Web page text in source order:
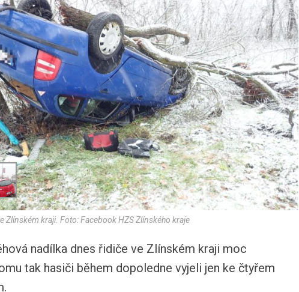
Zlínském kraji. Foto: Facebook HZS Zlínského kraje
nadílka dnes řidiče ve Zlínském kraji moc
tak hasiči během dopoledne vyjeli jen ke čtyřem